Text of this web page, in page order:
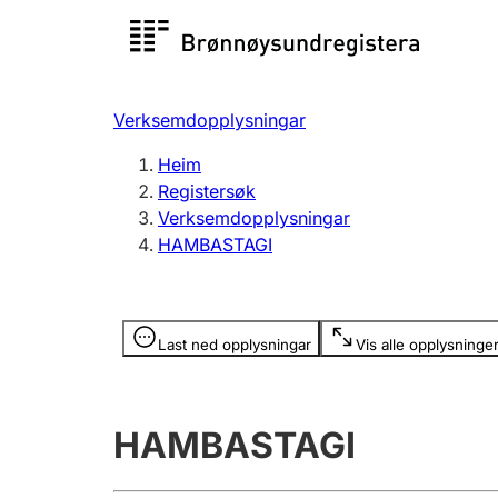
Registersøk
Registrere, endre, slette
Verksemdopplysningar
Heim
Registersøk
Verksemdopplysningar
HAMBASTAGI
Last ned opplysningar Vis alle opplysninger
Opplysninger er skjult
HAMBASTAGI